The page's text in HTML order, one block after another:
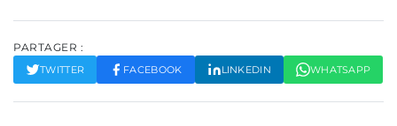
PARTAGER :
TWITTER FACEBOOK LINKEDIN WHATSAPP